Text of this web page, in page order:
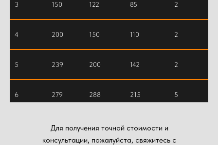
3 150 122 85 2
4 200 150 110 2
5 239 200 142 2
6 279 288 215 5
580
Для получения точной стоимости и
консультации, пожалуйста, свяжитесь с